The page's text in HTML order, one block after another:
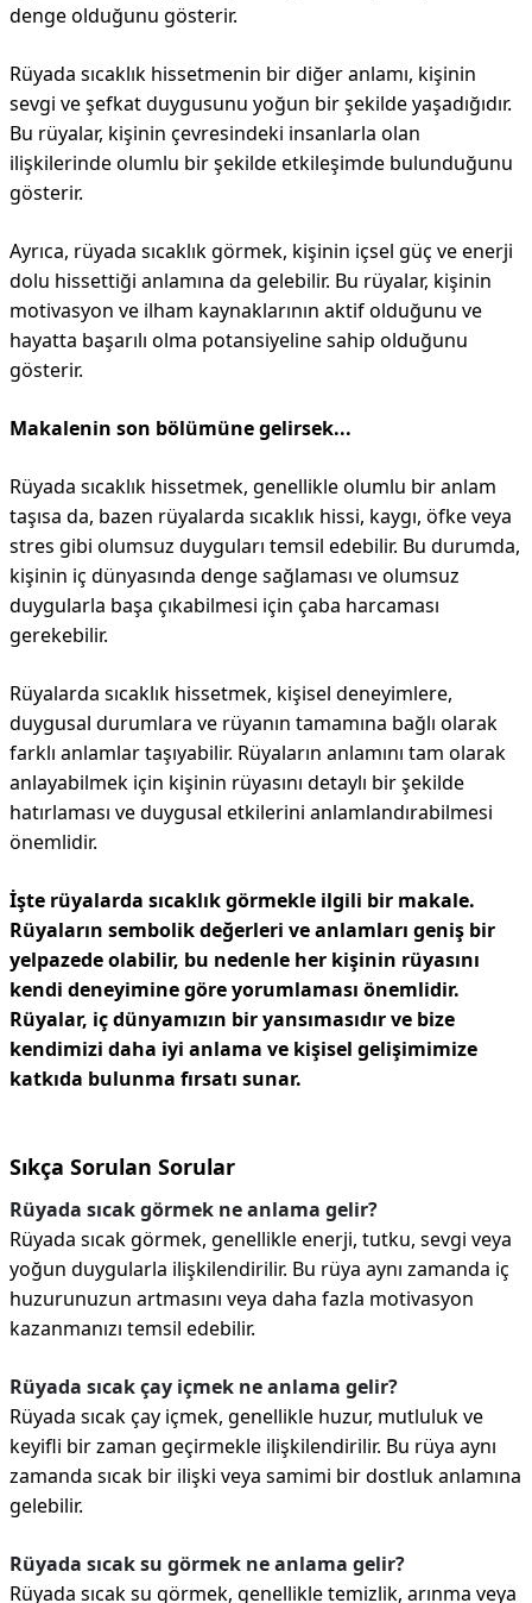
denge olduğunu gösterir.
Rüyada sıcaklık hissetmenin bir diğer anlamı, kişinin
sevgi ve şefkat duygusunu yoğun bir şekilde yaşadığıdır.
Bu rüyalar, kişinin çevresindeki insanlarla olan
ilişkilerinde olumlu bir şekilde etkileşimde bulunduğunu
gösterir.
Ayrıca, rüyada sıcaklık görmek, kişinin içsel güç ve enerji
dolu hissettiği anlamına da gelebilir. Bu rüyalar, kişinin
motivasyon ve ilham kaynaklarının aktif olduğunu ve
hayatta başarılı olma potansiyeline sahip olduğunu
gösterir.
Makalenin son bölümüne gelirsek...
Rüyada sıcaklık hissetmek, genellikle olumlu bir anlam
taşısa da, bazen rüyalarda sıcaklık hissi, kaygı, öfke veya
stres gibi olumsuz duyguları temsil edebilir. Bu durumda,
kişinin iç dünyasında denge sağlaması ve olumsuz
duygularla başa çıkabilmesi için çaba harcaması
gerekebilir.
Rüyalarda sıcaklık hissetmek, kişisel deneyimlere,
duygusal durumlara ve rüyanın tamamına bağlı olarak
farklı anlamlar taşıyabilir. Rüyaların anlamını tam olarak
anlayabilmek için kişinin rüyasını detaylı bir şekilde
hatırlaması ve duygusal etkilerini anlamlandırabilmesi
önemlidir.
İşte rüyalarda sıcaklık görmekle ilgili bir makale.
Rüyaların sembolik değerleri ve anlamları geniş bir
yelpazede olabilir, bu nedenle her kişinin rüyasını
kendi deneyimine göre yorumlaması önemlidir.
Rüyalar, iç dünyamızın bir yansımasıdır ve bize
kendimizi daha iyi anlama ve kişisel gelişimimize
katkıda bulunma fırsatı sunar.
Sıkça Sorulan Sorular
Rüyada sıcak görmek ne anlama gelir?
Rüyada sıcak görmek, genellikle enerji, tutku, sevgi veya
yoğun duygularla ilişkilendirilir. Bu rüya aynı zamanda iç
huzurunuzun artmasını veya daha fazla motivasyon
kazanmanızı temsil edebilir.
Rüyada sıcak çay içmek ne anlama gelir?
Rüyada sıcak çay içmek, genellikle huzur, mutluluk ve
keyifli bir zaman geçirmekle ilişkilendirilir. Bu rüya aynı
zamanda sıcak bir ilişki veya samimi bir dostluk anlamına
gelebilir.
Rüyada sıcak su görmek ne anlama gelir?
Rüyada sıcak su görmek, genellikle temizlik, arınma veya